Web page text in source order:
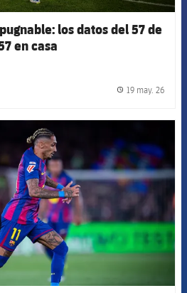
los datos del 57 de
en casa
19 may. 26
FCB Barcelona badge